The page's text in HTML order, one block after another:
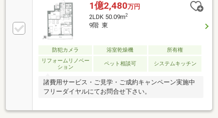
1億2,480万円
2LDK 50.09m2
9階 東
防犯カメラ 浴室乾燥機
所有権
リフォームリノベー
ション
ペット相談可 システムキッチン
諸費用サービス・ご見学・ご成約キャンペーン実施中
フリーダイヤルにてお問合せ下さい。